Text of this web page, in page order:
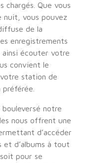
chargés. Que vous
nuit, vous pouvez
de la
enregistrements
ainsi écouter votre
convient le
station de
notre
nous offrent une
d’accéder
et d’albums à tout
pour se